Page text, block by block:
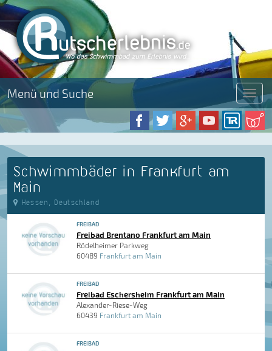
Menü und Suche Menü
Schwimmbäder in Frankfurt am
Main
Hessen, Deutschland
FREIBAD
Freibad Brentano Frankfurt am Main
Rödelheimer Parkweg
60489 Frankfurt am Main
FREIBAD
Freibad Eschersheim Frankfurt am Main
Alexander-Riese-Weg
60439 Frankfurt am Main
FREIBAD